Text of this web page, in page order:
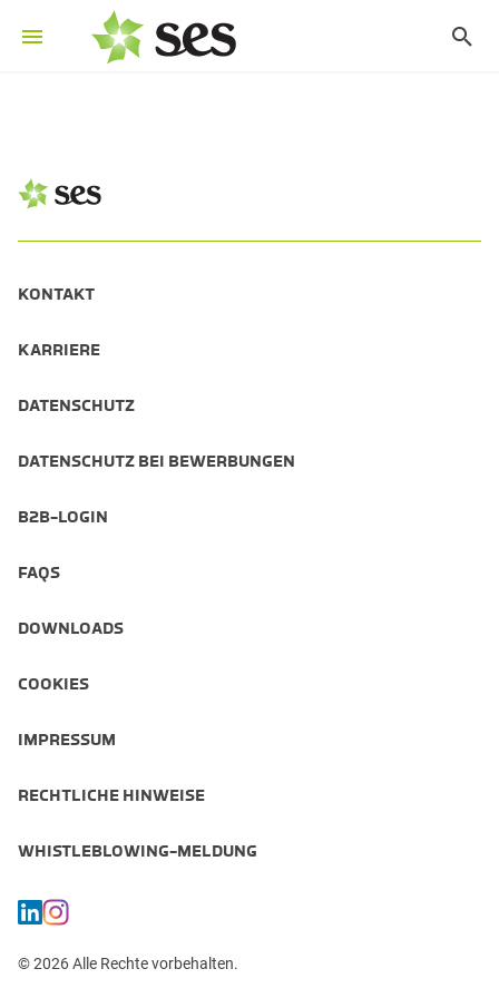
KONTAKT
KARRIERE
DATENSCHUTZ
DATENSCHUTZ BEI BEWERBUNGEN
B2B-LOGIN
FAQS
DOWNLOADS
COOKIES
IMPRESSUM
RECHTLICHE HINWEISE
WHISTLEBLOWING-MELDUNG
© 2026 Alle Rechte vorbehalten.